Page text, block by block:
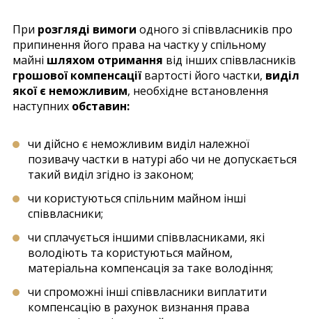
При розгляді вимоги одного зі співвласників про
припинення його права на частку у спільному
майні шляхом отримання від інших співвласників
грошової компенсаціївартості його частки, виділ
якої є неможливим, необхідне встановлення
наступних обставин:
чи дійсно є неможливим виділ належної
позивачу частки в натурі або чи не допускається
такий виділ згідно із законом;
чи користуються спільним майном інші
співвласники;
чи сплачується іншими співвласниками, які
володіють та користуються майном,
матеріальна компенсація за таке володіння;
чи спроможні інші співвласники виплатити
компенсацію в рахунок визнання права